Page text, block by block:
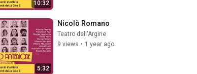
10:32
5:32
Nicolò Romano
Teatro dell'Argine
9 views • 1 year ago